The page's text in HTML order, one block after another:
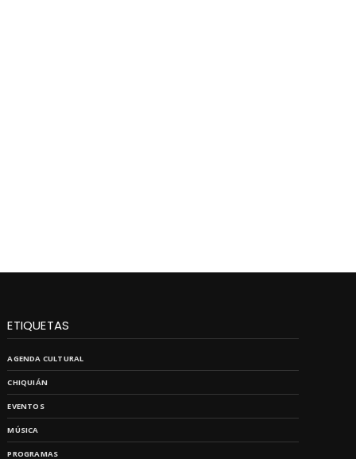
ETIQUETAS
AGENDA CULTURAL
CHIQUIÁN
EVENTOS
MÚSICA
PROGRAMAS